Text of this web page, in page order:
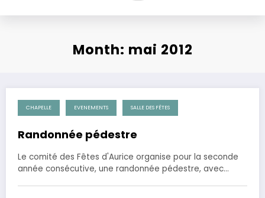
Month: mai 2012
5 mai 2012
CHAPELLE EVENEMENTS SALLE DES FÊTES
Randonnée pédestre
Le comité des Fêtes d'Aurice organise pour la seconde
année consécutive, une randonnée pédestre, avec…